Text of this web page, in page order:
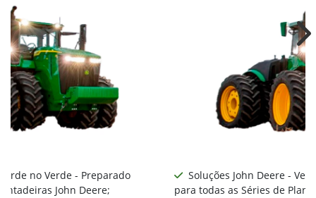
no Verde - Preparado
John Deere;
Soluções John Deere -
para todas as Séries de